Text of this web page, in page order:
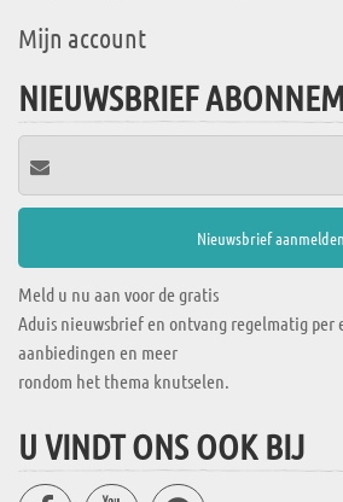
Mijn account
NIEUWSBRIEF
Meld u nu aan voor de gratis
Aduis nieuwsbrief en ontvang regelmatig per
aanbiedingen en meer
rondom het thema knutselen.
U VINDT ONS OOK BIJ